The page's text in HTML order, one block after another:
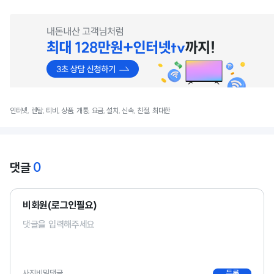
인터넷, 렌탈, 티비, 상품, 개통, 요금, 설치, 신속, 친절, 최대한
댓글 0
비회원(로그인필요)